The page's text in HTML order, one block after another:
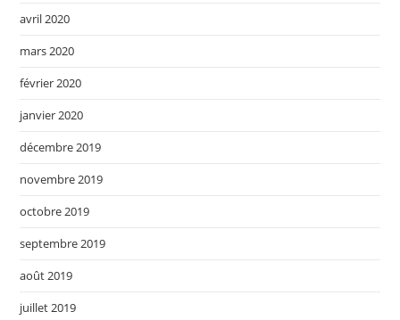
avril 2020
mars 2020
février 2020
janvier 2020
décembre 2019
novembre 2019
octobre 2019
septembre 2019
août 2019
juillet 2019